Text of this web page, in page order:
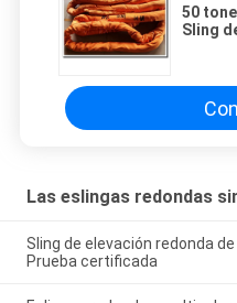
50
Sling
Las eslingas redondas
Sling de elevación redonda
Prueba certificada